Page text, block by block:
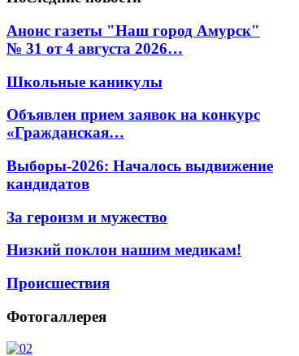
Анонс газеты "Наш город Амурск"
№ 31 от 4 августа 2026…
Школьные каникулы
Объявлен прием заявок на конкурс
«Гражданская…
Выборы-2026: Началось выдвижение
кандидатов
За героизм и мужество
Низкий поклон нашим медикам!
Происшествия
Фотогаллерея